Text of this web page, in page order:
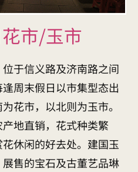
市/玉市
位于信义路及济南路之间
周末假日以市集型态出
花市，以北则为玉市。
地直销，花式种类繁
休闲的好去处。建国玉
售的宝石及古董艺品琳